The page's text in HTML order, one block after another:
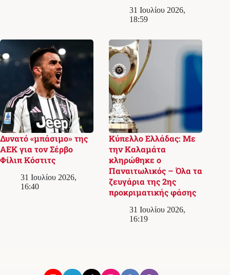
31 Ιουλίου 2026,
18:59
Δυνατό «μπάσιμο» της
ΑΕΚ για τον Σέρβο
Φίλιπ Κόστιτς
31 Ιουλίου 2026,
16:40
Κύπελλο Ελλάδας: Με
την Καλαμάτα
κληρώθηκε ο
Παναιτωλικός – Όλα τα
ζευγάρια της 2ης
προκριματικής φάσης
31 Ιουλίου 2026,
16:19